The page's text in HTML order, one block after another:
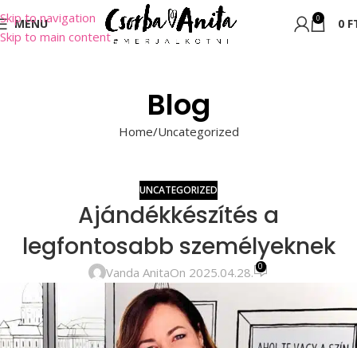
Skip to navigation
Skip to main content
MENU 0 0
Blog
Home Uncategorized
UNCATEGORIZED
Ajándékkészítés a
legfontosabb személyeknek
Vanda AnitaOn 2025.04.28. 0